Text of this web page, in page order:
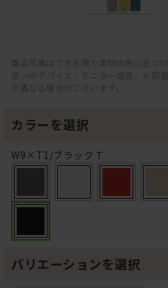
商品写真はできる限り実物の色に近づ
使いのデバイス・モニター設定、お部
が異なる場合がございます。
カラーを選択
W9×T1/ブラックＴ
バリエーションを選択